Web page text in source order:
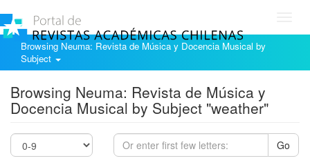
Browsing Neuma: Revista de Música y Docencia Musical by
Subject
Browsing Neuma: Revista de Música y
Docencia Musical by Subject "weather"
Go